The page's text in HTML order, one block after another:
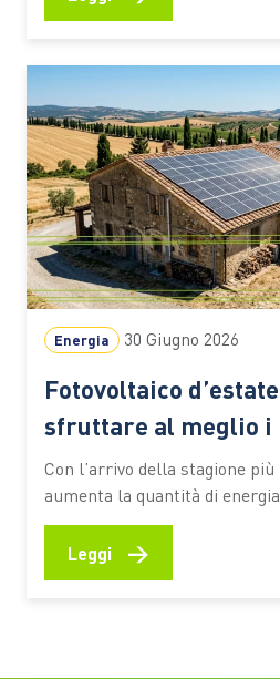
rurali dell’Africa spostarsi
gestisce una piccola attività
Energia 30 Giugno 2026
Fotovoltaico
sfruttare al meglio i
Con l’arrivo della stagione
aumenta la quantità di
impianti domestici. È il periodo
controllare le prestazioni del
corretto funzionamento dei
Leggi →